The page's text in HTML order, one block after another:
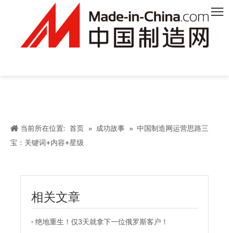
当前所在位置: 首页 » 成功故事 » 中国制造网运营思路三
宝：关键词+内容+星级
相关文章
绝地重生！仅3天就拿下一位俄罗斯客户！